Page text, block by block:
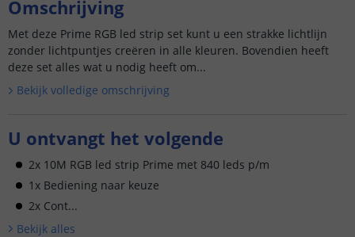
Omschrijving
Met deze Prime RGB led strip set kunt u een strakke lichtlijn
zonder lichtpuntjes creëren in alle kleuren. Bovendien heeft
deze set alles wat u nodig heeft om...
Bekijk volledige omschrijving
U ontvangt het volgende
2x 10M RGB led strip Prime met 840 leds p/m
1x Bediening naar keuze
2x Cont...
Bekijk alles